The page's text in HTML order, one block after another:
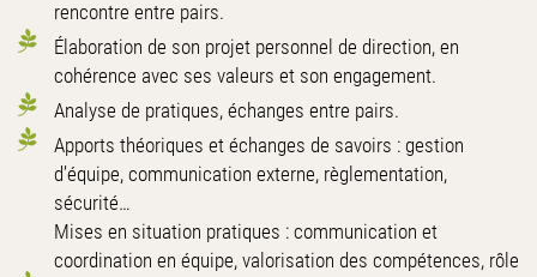
rencontre entre pairs.
Élaboration de son projet personnel de direction, en
cohérence avec ses valeurs et son engagement.
Analyse de pratiques, échanges entre pairs.
Apports théoriques et échanges de savoirs : gestion
d’équipe, communication externe, règlementation,
sécurité…
Mises en situation pratiques : communication et
coordination en équipe, valorisation des compétences, rôle